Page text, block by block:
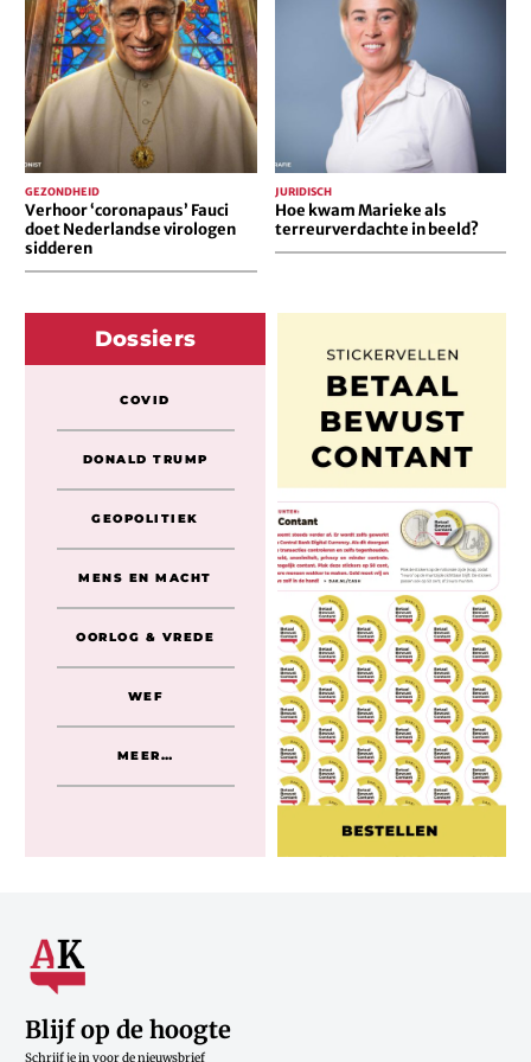
doet
Nederlandse
virologen
sidderen
Verhoor ‘coronapaus’ Fauci
doet Nederlandse virologen
sidderen
GEZONDHEID
terreurverdachte
Hoe kwam Marieke als
terreurverdachte in beeld?
JURIDISCH
Dossiers
COVID
DONALD TRUMP
GEOPOLITIEK
MENS EN MACHT
OORLOG & VREDE
WEF
MEER…
Blijf op de hoogte
Schrijf je in voor de nieuwsbrief